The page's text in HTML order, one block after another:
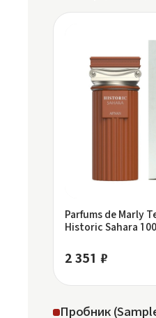
Parfums de Marly
Historic Sahara
2 351 ₽
Пробник